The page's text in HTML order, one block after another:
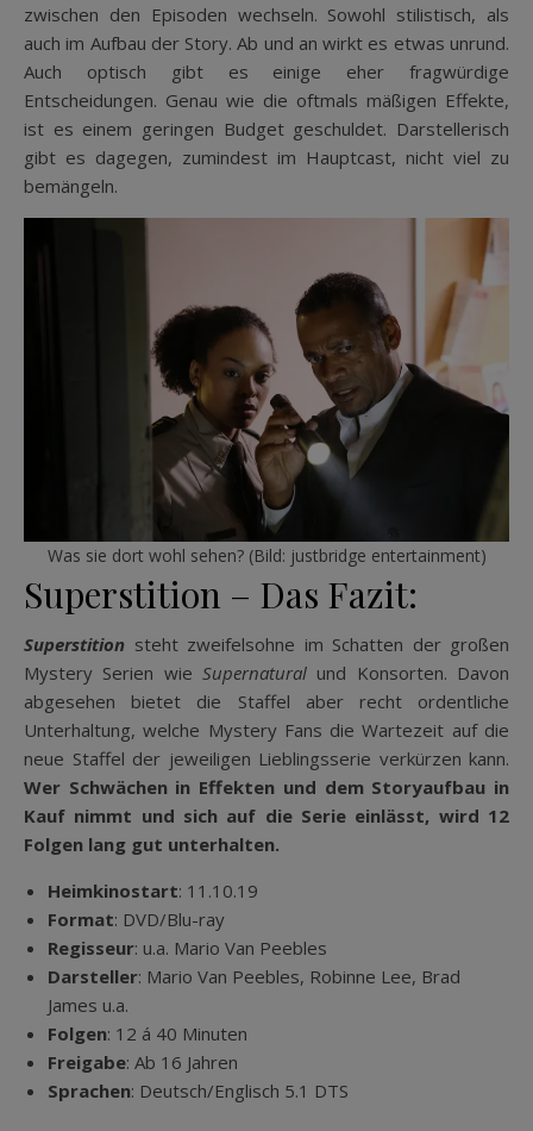
zwischen den Episoden wechseln. Sowohl stilistisch, als
auch im Aufbau der Story. Ab und an wirkt es etwas unrund.
Auch optisch gibt es einige eher fragwürdige
Entscheidungen. Genau wie die oftmals mäßigen Effekte,
ist es einem geringen Budget geschuldet. Darstellerisch
gibt es dagegen, zumindest im Hauptcast, nicht viel zu
bemängeln.
Was sie dort wohl sehen? (Bild: justbridge entertainment)
Superstition – Das Fazit:
Superstition steht zweifelsohne im Schatten der großen
Mystery Serien wie Supernatural und Konsorten. Davon
abgesehen bietet die Staffel aber recht ordentliche
Unterhaltung, welche Mystery Fans die Wartezeit auf die
neue Staffel der jeweiligen Lieblingsserie verkürzen kann.
Wer Schwächen in Effekten und dem Storyaufbau in
Kauf nimmt und sich auf die Serie einlässt, wird 12
Folgen lang gut unterhalten.
Heimkinostart: 11.10.19
Format: DVD/Blu-ray
Regisseur: u.a. Mario Van Peebles
Darsteller: Mario Van Peebles, Robinne Lee, Brad
James u.a.
Folgen: 12 á 40 Minuten
Freigabe: Ab 16 Jahren
Sprachen: Deutsch/Englisch 5.1 DTS